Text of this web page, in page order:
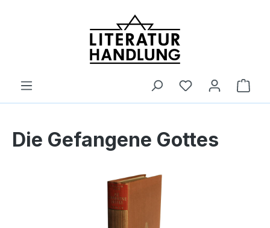
Die Gefangene Gottes
Bildergalerie überspringen